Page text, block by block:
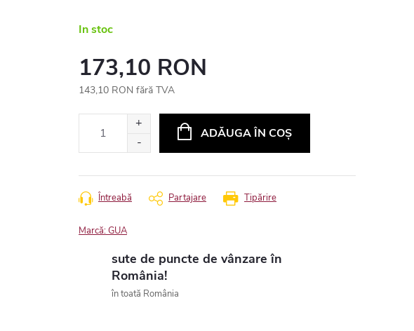
In stoc
173,10 RON
143,10 RON fără TVA
ADĂUGA ÎN COŞ
Tipărire
Întreabă Partajare
Marcă:GUA
sute de puncte de vânzare în
România!
în toată România